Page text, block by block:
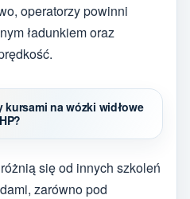
operatorzy powinni
ładunkiem oraz
kursami na wózki widłowe
się od innych szkoleń
zarówno pod